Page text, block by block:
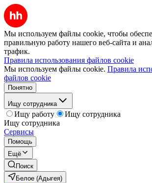
Мы используем файлы cookie, чтобы
правильную работу нашего веб-сайта и
трафик.
Правила использования файлов cookie
Мы используем файлы cookie. Правила
файлов cookie
Понятно
Ищу сотрудника
Ищу работу
Ищу сотрудника
Ищу сотрудника
Сервисы
Помощь
Ещё
Поиск
Белое (Адыгея)